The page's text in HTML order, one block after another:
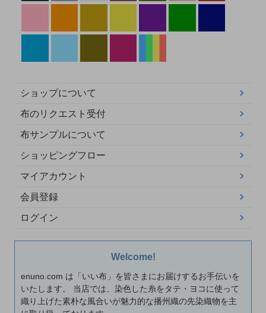
ショップについて
布のリクエスト受付
布サンプルについて
ショッピングフロー
マイアカウント
会員登録
ログイン
Welcome!
enuno.com は「いい布」を皆さまにお届けするお手伝いを
いたします。 当店では、染色した糸をタテ・ヨコに使って
織り上げた素朴な風合いが魅力的な播州織の先染織物を主